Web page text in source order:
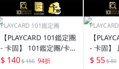
PLAYCARD 101鑑定團
【PLAYCARD 101鑑定團
- 卡固】 101鑑定團/卡固
原廠原裝 一般卡夾 / 塑
$ 140$ 150 94折
【
- 卡固】
卡夾 /
$ 55$ 80